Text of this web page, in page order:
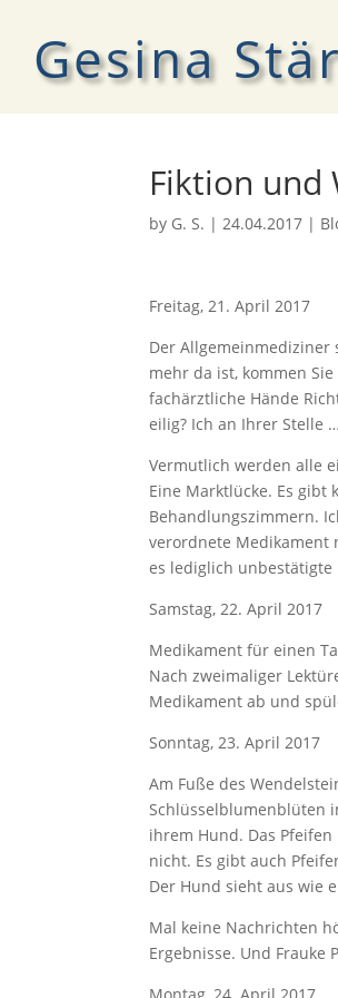
Gesina
Fiktion und
by G. S. |24.04.2017 |
Freitag, 21. April 2017
Der Allgemeinmediziner
mehr da ist, kommen
fachärztliche Hände
eilig? Ich an Ihrer Stelle
Vermutlich werden alle
Eine Marktlücke. Es gibt
Behandlungszimmern.
verordnete Medikament
es lediglich
Samstag, 22. April 2017
Medikament für einen
Nach zweimaliger
Medikament ab und
Sonntag, 23. April 2017
Am Fuße des
Schlüsselblumenblüten
ihrem Hund. Das
nicht. Es gibt auch
Der Hund sieht aus wie
Mal keine Nachrichten
Ergebnisse. Und Frauke